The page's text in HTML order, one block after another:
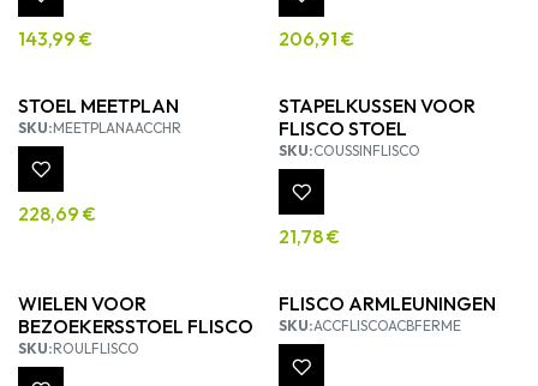
143,99 € 206,91 €
STOEL MEETPLAN
SKU:MEETPLANAACCHR
228,69 €
STAPELKUSSEN VOOR
FLISCO STOEL
SKU:COUSSINFLISCO
21,78€
WIELEN VOOR
BEZOEKERSSTOEL FLISCO
SKU:ROULFLISCO
FLISCO ARMLEUNINGEN
SKU:ACCFLISCOACBFERME